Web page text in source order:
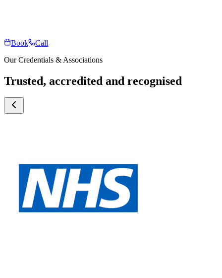
Book
Call
Our Credentials & Associations
Trusted, accredited and recognised